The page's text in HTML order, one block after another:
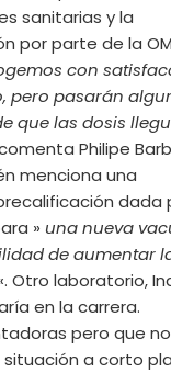
sanitarias y la
por parte de la
con
pero pasarán
que las dosis
Philipe
menciona una
dada
» una nueva
de aumentar
Otro laboratorio,
en la carrera.
pero que no
situación a corto